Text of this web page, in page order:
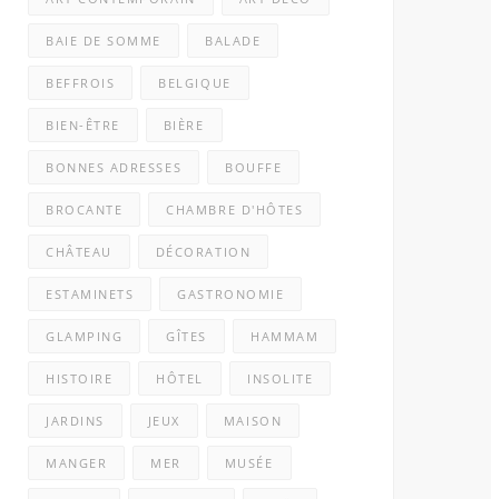
BAIE DE SOMME BALADE
BEFFROIS BELGIQUE
BIEN-ÊTRE BIÈRE
BONNES ADRESSES BOUFFE
BROCANTE CHAMBRE D'HÔTES
CHÂTEAU DÉCORATION
ESTAMINETS GASTRONOMIE
GLAMPING GÎTES HAMMAM
HISTOIRE HÔTEL INSOLITE
JARDINS JEUX MAISON
MANGER MER MUSÉE